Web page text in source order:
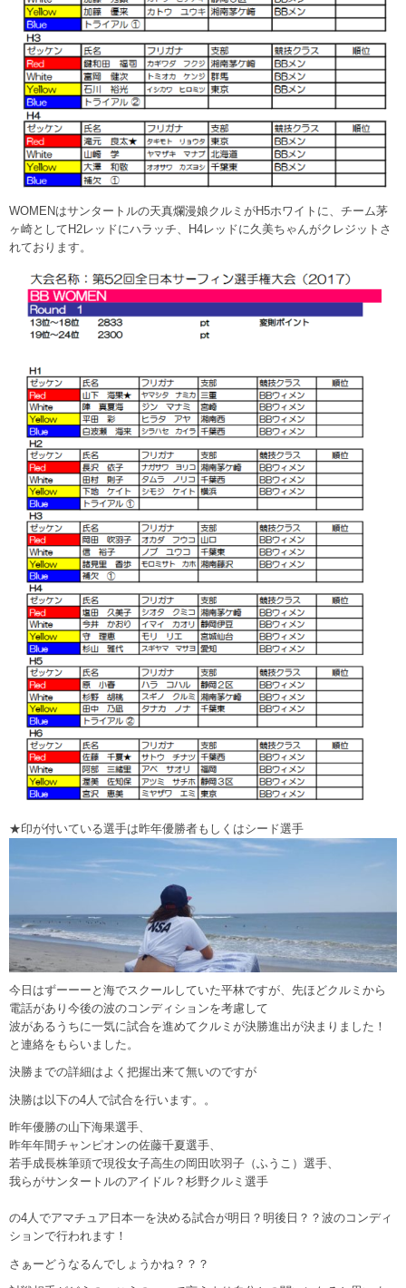
WOMENはサンタートルの天真爛漫娘クルミがH5ホワイトに、チーム茅
ヶ崎としてH2レッドにハラッチ、H4レッドに久美ちゃんがクレジットさ
れております。
★印が付いている選手は昨年優勝者もしくはシード選手
今日はずーーーと海でスクールしていた平林ですが、先ほどクルミから
電話があり今後の波のコンディションを考慮して
波があるうちに一気に試合を進めてクルミが決勝進出が決まりました！
と連絡をもらいました。
決勝までの詳細はよく把握出来て無いのですが
決勝は以下の4人で試合を行います。。
昨年優勝の山下海果選手、
昨年年間チャンピオンの佐藤千夏選手、
若手成長株筆頭で現役女子高生の岡田吹羽子（ふうこ）選手、
我らがサンタートルのアイドル？杉野クルミ選手
の4人でアマチュア日本一を決める試合が明日？明後日？？波のコンディ
ションで行われます！
さぁーどうなるんでしょうかね？？？